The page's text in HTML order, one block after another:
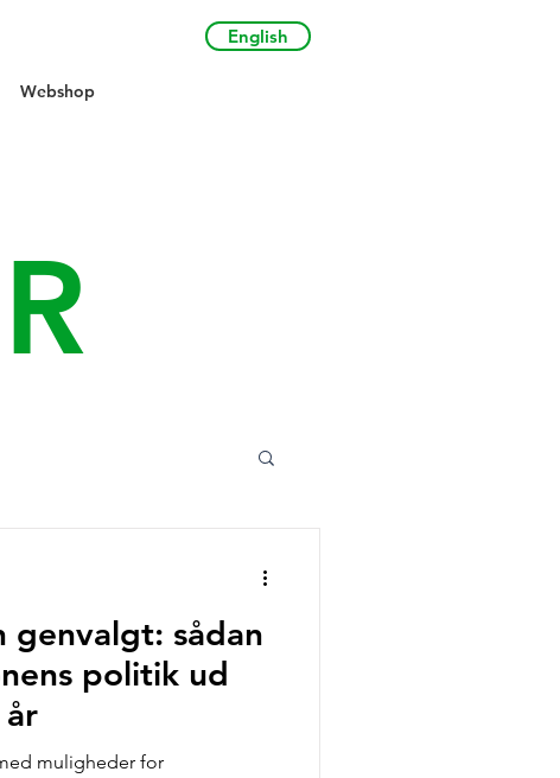
Webshop
English
genvalgt: sådan
politik ud
muligheder for